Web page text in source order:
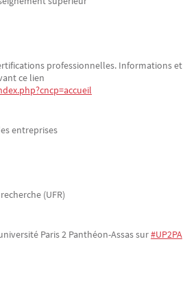
professionnelles. Informations et
ce lien
entreprises
(UFR)
Paris 2 Panthéon-Assas sur#UP2PA